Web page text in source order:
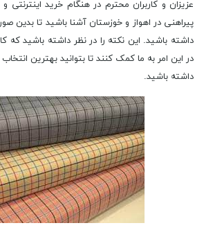
عزیزان و کاربران محترم در هنگام خرید اینترنتی
پیراهنی در اهواز و خوزستان آشنا باشید تا بدین
داشته باشید. این نکته را در نظر داشته باشید که
در این امر به ما کمک کنند تا بتوانید بهترین
داشته باشید.